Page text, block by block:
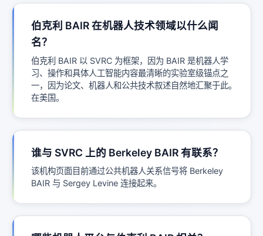
伯克利 BAIR 在机器人技术领域以什么闻
名？
伯克利 BAIR 以 SVRC 为框架，因为 BAIR 是机器人学
习、操作和具体人工智能内容最清晰的实验室级锚点之
一，因为论文、机器人和公共技术叙述自然地汇聚于此。
在美国。
谁与 SVRC 上的 Berkeley BAIR 有联系？
该机构页面目前通过公共机器人关系信号将 Berkeley
BAIR 与 Sergey Levine 连接起来。